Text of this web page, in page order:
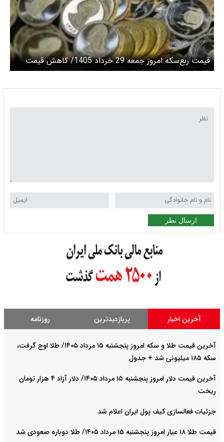
قیمت ربع‌سکه امروز جمعه 29 خرداد 1405/ کاهش قیمت
سکه
ارسال نظر
آخرین اخبار پربازدیدترین روزنامه
آخرین قیمت طلا و سکه امروز پنجشنبه ۱۵ مرداد ۱۴۰۵/ طلا اوج گرفت،
سکه ۱۸۵ میلیونی شد + جدول
آخرین قیمت دلار امروز پنجشنبه ۱۵ مرداد ۱۴۰۵/ دلار آزاد ۴ هزار تومان
ریخت
جزئیات فعالسازی کیف پول ایران اعلام شد
قیمت طلا ۱۸ عیار امروز پنجشنبه ۱۵ مرداد ۱۴۰۵/ طلا دوباره صعودی شد